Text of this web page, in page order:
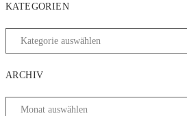
KATEGORIEN
ARCHIV